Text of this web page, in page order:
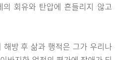
회유와 탄압에 흔들리지 않고
방 후 삶과 행적은 그가 우리나